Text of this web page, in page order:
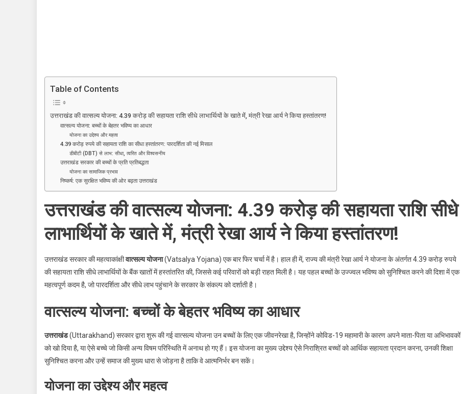
खाते
हस्तांतरण!
Table of Contents
उत्तराखंड की वात्सल्य योजना: 4.39 करोड़ की सहायता राशि सीधे लाभार्थियों के खाते में, मंत्री रेखा आर्य ने किया हस्तांतरण!
वात्सल्य योजना: बच्चों के बेहतर भविष्य का आधार
योजना का उद्देश्य और महत्व
4.39 करोड़ रुपये की सहायता राशि का सीधा हस्तांतरण: पारदर्शिता की नई मिसाल
डीबीटी (DBT) से लाभ: सीधा, त्वरित और विश्वसनीय
उत्तराखंड सरकार की बच्चों के प्रति प्रतिबद्धता
योजना का सामाजिक प्रभाव
निष्कर्ष: एक सुरक्षित भविष्य की ओर बढ़ता उत्तराखंड
उत्तराखंड की वात्सल्य योजना: 4.39 करोड़ की सहायता राशि सीधे
लाभार्थियों के खाते में, मंत्री रेखा आर्य ने किया हस्तांतरण!
उत्तराखंड सरकार की महत्वाकांक्षीवात्सल्य योजना(Vatsalya Yojana) एक बार फिर चर्चा में है। हाल ही में, राज्य की मंत्री रेखा आर्य ने योजना के अंतर्गत 4.39 करोड़ रुपये
की सहायता राशि सीधे लाभार्थियों के बैंक खातों में हस्तांतरित की, जिससे कई परिवारों को बड़ी राहत मिली है। यह पहल बच्चों के उज्ज्वल भविष्य को सुनिश्चित करने की दिशा में एक
महत्वपूर्ण कदम है, जो पारदर्शिता और सीधे लाभ पहुंचाने के सरकार के संकल्प को दर्शाती है।
वात्सल्य योजना: बच्चों के बेहतर भविष्य का आधार
उत्तराखंड(Uttarakhand) सरकार द्वारा शुरू की गई वात्सल्य योजना उन बच्चों के लिए एक जीवनरेखा है, जिन्होंने कोविड-19 महामारी के कारण अपने माता-पिता या अभिभावकों
को खो दिया है, या ऐसे बच्चे जो किसी अन्य विषम परिस्थिति में अनाथ हो गए हैं। इस योजना का मुख्य उद्देश्य ऐसे निराश्रित बच्चों को आर्थिक सहायता प्रदान करना, उनकी शिक्षा
सुनिश्चित करना और उन्हें समाज की मुख्य धारा से जोड़ना है ताकि वे आत्मनिर्भर बन सकें।
योजना का उद्देश्य और महत्व